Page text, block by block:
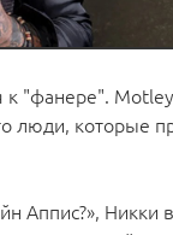
"фанере".
люди, которые
Аппис?»,